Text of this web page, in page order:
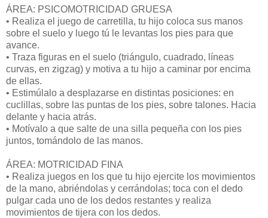
ÁREA: PSICOMOTRICIDAD GRUESA
• Realiza el juego de carretilla, tu hijo coloca sus manos
sobre el suelo y luego tú le levantas los pies para que
avance.
• Traza figuras en el suelo (triángulo, cuadrado, líneas
curvas, en zigzag) y motiva a tu hijo a caminar por encima
de ellas.
• Estimúlalo a desplazarse en distintas posiciones: en
cuclillas, sobre las puntas de los pies, sobre talones. Hacia
delante y hacia atrás.
• Motívalo a que salte de una silla pequeña con los pies
juntos, tomándolo de las manos.
ÁREA: MOTRICIDAD FINA
• Realiza juegos en los que tu hijo ejercite los movimientos
de la mano, abriéndolas y cerrándolas; toca con el dedo
pulgar cada uno de los dedos restantes y realiza
movimientos de tijera con los dedos.